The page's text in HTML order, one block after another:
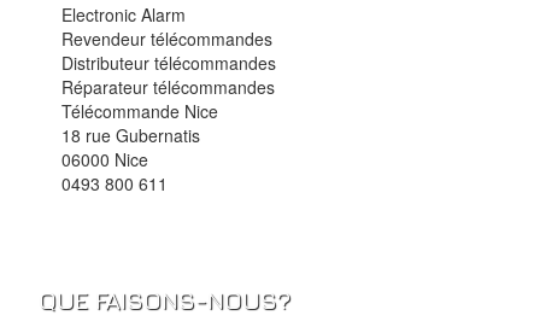
Electronic Alarm
Revendeur télécommandes
Distributeur télécommandes
Réparateur télécommandes
Télécommande Nice
18 rue Gubernatis
06000 Nice
0493 800 611
QUE FAISONS-NOUS?